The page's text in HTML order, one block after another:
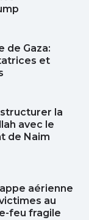
de Gaza:
et
la
avec le
de Naim
aérienne
au
feu fragile